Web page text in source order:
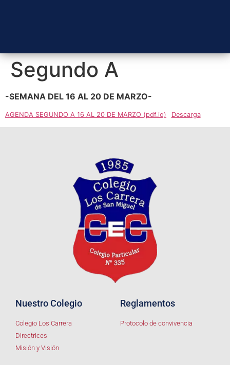
Segundo A
-SEMANA DEL 16 AL 20 DE MARZO-
AGENDA SEGUNDO A 16 AL 20 DE MARZO (pdf.io) Descarga
Nuestro Colegio
Colegio Los Carrera
Directrices
Misión y Visión
Reglamentos
Protocolo de convivencia